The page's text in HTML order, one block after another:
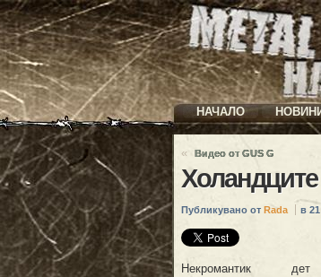
НАЧАЛО
« Видео от GUS G
Публикувано от Rada в
Некромантик